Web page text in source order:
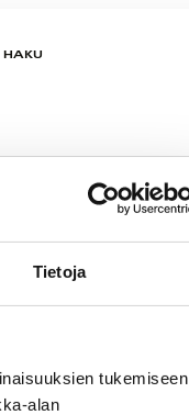
Tietoja
tukemiseen
alan
HAKU
HAKU